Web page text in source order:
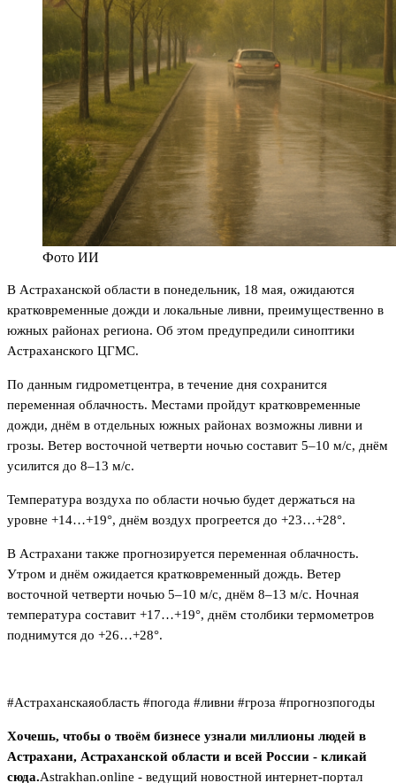
Фото ИИ
В Астраханской области в понедельник, 18 мая, ожидаются
кратковременные дожди и локальные ливни, преимущественно в
южных районах региона. Об этом предупредили синоптики
Астраханского ЦГМС.
По данным гидрометцентра, в течение дня сохранится
переменная облачность. Местами пройдут кратковременные
дожди, днём в отдельных южных районах возможны ливни и
грозы. Ветер восточной четверти ночью составит 5–10 м/с, днём
усилится до 8–13 м/с.
Температура воздуха по области ночью будет держаться на
уровне +14…+19°, днём воздух прогреется до +23…+28°.
В Астрахани также прогнозируется переменная облачность.
Утром и днём ожидается кратковременный дождь. Ветер
восточной четверти ночью 5–10 м/с, днём 8–13 м/с. Ночная
температура составит +17…+19°, днём столбики термометров
поднимутся до +26…+28°.
#Астраханскаяобласть #погода #ливни #гроза #прогнозпогоды
Хочешь, чтобы о твоём бизнесе узнали миллионы людей в
Астрахани, Астраханской области и всей России - кликай
сюда.Astrakhan.online - ведущий новостной интернет-портал